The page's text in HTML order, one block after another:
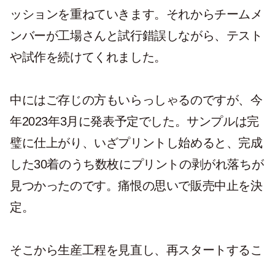
ッションを重ねていきます。それからチームメ
ンバーが工場さんと試行錯誤しながら、テスト
や試作を続けてくれました。
中にはご存じの方もいらっしゃるのですが、今
年2023年3月に発表予定でした。サンプルは完
璧に仕上がり、いざプリントし始めると、完成
した30着のうち数枚にプリントの剥がれ落ちが
見つかったのです。痛恨の思いで販売中止を決
定。
そこから生産工程を見直し、再スタートするこ